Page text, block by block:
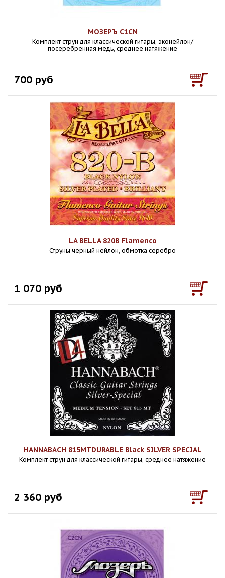
МОЗЕРЪ C1CN
Комплект струн для классической гитары, эконейлон/
посеребренная медь, среднее натяжение
700 руб
LA BELLA 820B Flamenco
Струны черный нейлон, обмотка серебро
1 070 руб
HANNABACH 815MTDURABLE Black SILVER SPECIAL
Комплект струн для классической гитары, среднее натяжение
2 360 руб